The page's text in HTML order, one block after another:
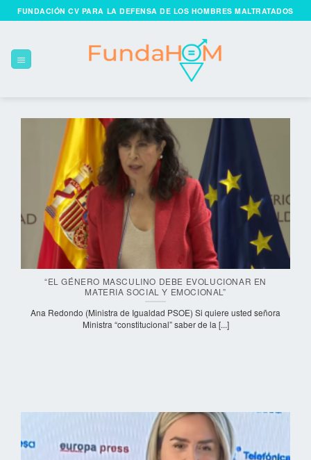
Skip
to
FUNDACIÓN CV PARA LA DEFENSA DE LOS HOMBRES MALTRATADOS
“EL GÉNERO MASCULINO DEBE EVOLUCIONAR EN
MATERIA SOCIAL Y EMOCIONAL”
Ana Redondo (Ministra de Igualdad PSOE) Si quiere usted señora
Ministra “constitucional” saber de la [...]